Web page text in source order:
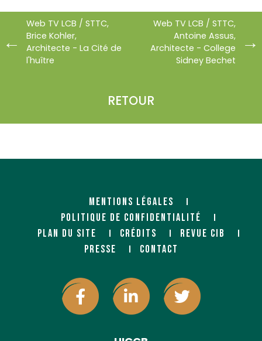
Web TV LCB / STTC,
Brice Kohler,
Architecte - La Cité de
l'huître
RETOUR
Web TV LCB / STTC,
Antoine Assus,
Architecte - College
Sidney Bechet
MENTIONS LÉGALES
POLITIQUE DE CONFIDENTIALITÉ
PLAN DU SITE
CRÉDITS
REVUE CIB
PRESSE
CONTACT